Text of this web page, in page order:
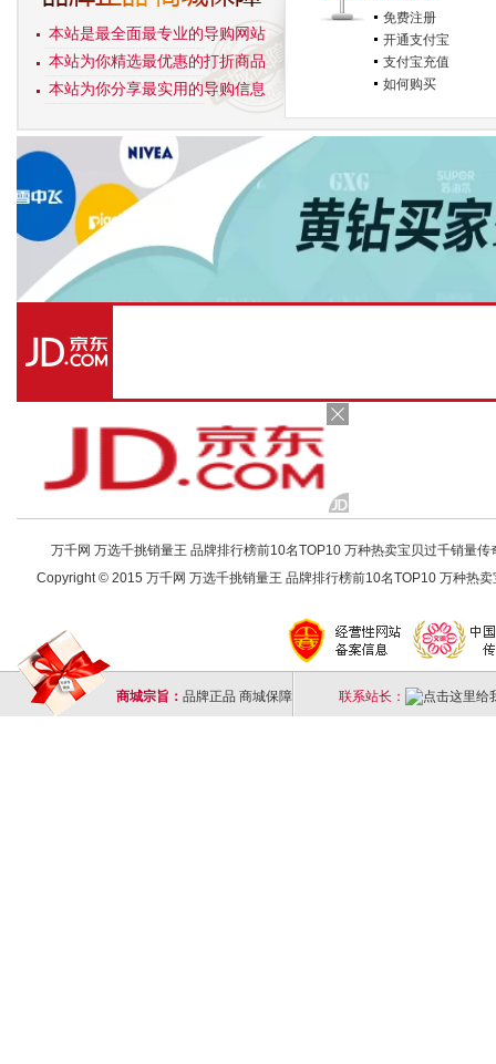
本站是最全面最专业的导购网站
本站为你精选最优惠的打折商品
本站为你分享最实用的导购信息
免费注册
开通支付宝
支付宝充值
如何购买
万千网 万选千挑销量王 品牌排行榜前10名TOP10 万种热卖宝贝过千销量
Copyright © 2015 万千网 万选千挑销量王 品牌排行榜前10名TOP10 万种热
商城宗旨： 品牌正品 商城保障 联系站长：